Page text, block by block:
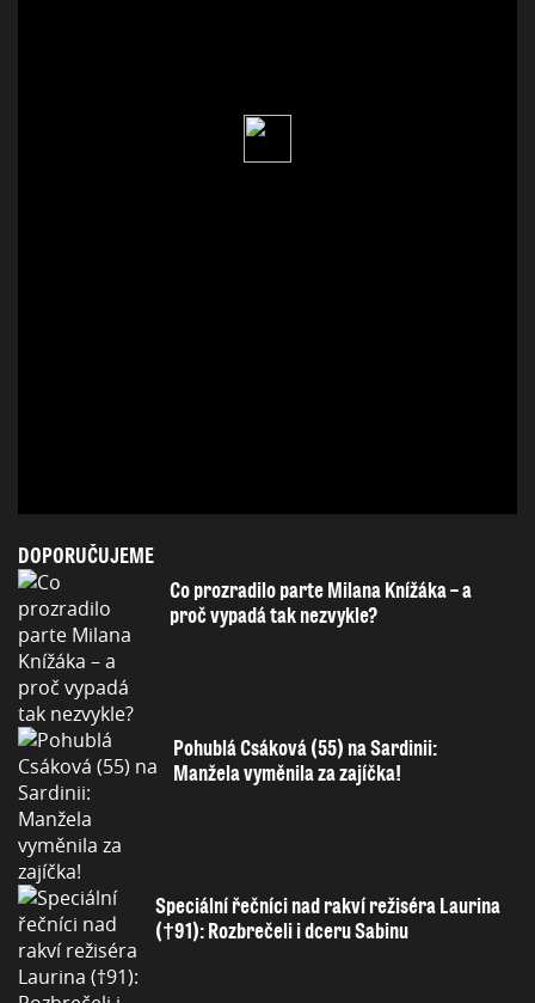
DOPORUČUJEME
Co prozradilo parte Milana Knížáka – a
proč vypadá tak nezvykle?
Pohublá Csáková (55) na Sardinii:
Manžela vyměnila za zajíčka!
Speciální řečníci nad rakví režiséra Laurina
(†91): Rozbrečeli i dceru Sabinu